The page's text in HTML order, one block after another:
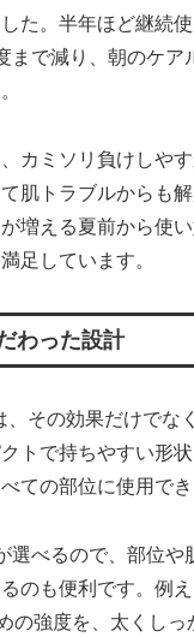
た。半年ほど継続使
まで減り、朝のケア
カミソリ負けしや
肌トラブルからも
増える夏前から使い
足しています。
わった設計
、その効果だけでな
トで持ちやすい形
ての部位に使用でき
選べるので、部位や
のも便利です。例
の強度を、太くしっ